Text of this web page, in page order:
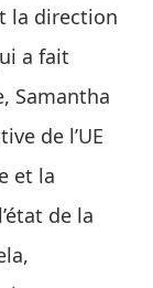
la direction
a fait
Samantha
de l’UE
et la
de la